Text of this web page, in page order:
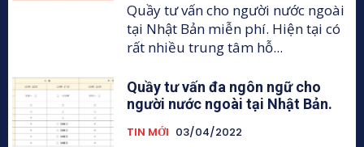
Quầy tư vấn cho người nước ngoài
tại Nhật Bản miễn phí. Hiện tại có
rất nhiều trung tâm hỗ...
Quầy tư vấn đa ngôn ngữ cho
người nước ngoài tại Nhật Bản.
TIN MỚI 03/04/2022